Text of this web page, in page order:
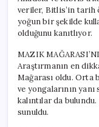
veriler, Bitlis’in tarih
yoğun bir şekilde
olduğunu kanıtlıyor.
MAZIK
Araştırmanın en
Mağarası oldu. Orta
ve yongalarının
kalıntılar da
sunuldu.